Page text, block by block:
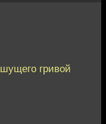
гривой